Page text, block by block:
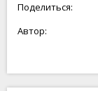
Поделиться:
Автор: